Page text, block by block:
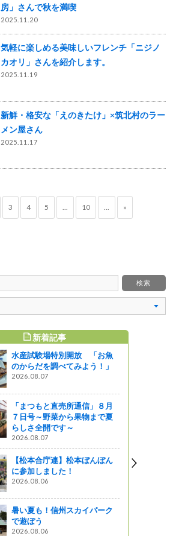
房」さんで秋を満喫
2025.11.20
気軽に楽しめる美味しいフレンチ「ニジノ
カオリ」さんを紹介します。
2025.11.19
新鮮・格安な「えのきたけ」×筑北村のラー
メン屋さん
2025.11.17
3 4 5 ... 10 ... »
新着記事
水産試験場特別開放 「お魚
のからだを調べてみよう！」
2026.08.07
「まつもと直売所通信」８月
７日号～野菜から果物まで夏
らしさ全開です～
2026.08.07
【松本合庁連】松本ぼんぼん
に参加しました！
2026.08.06
暑い夏も！信州スカイパーク
で遊ぼう
2026.08.06